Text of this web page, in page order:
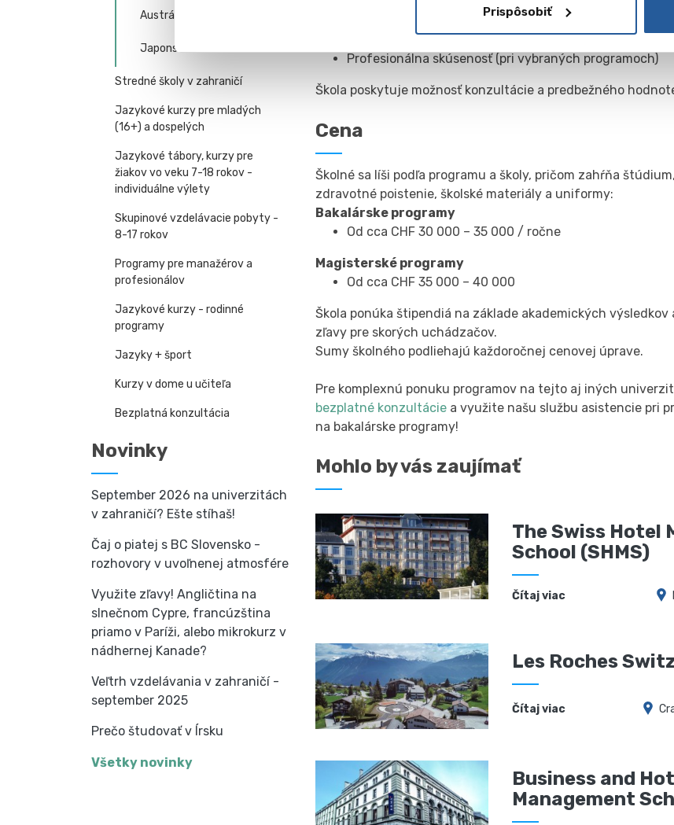
Prispôsobiť
Austrália
Japonsko
Stredné školy v zahraničí
Jazykové kurzy pre mladých
(16+) a dospelých
Jazykové tábory, kurzy pre
žiakov vo veku 7-18 rokov -
individuálne výlety
Skupinové vzdelávacie pobyty -
8-17 rokov
Programy pre manažérov a
profesionálov
Jazykové kurzy - rodinné
programy
Jazyky + šport
Kurzy v dome u učiteľa
Bezplatná konzultácia
Novinky
September 2026 na univerzitách
v zahraničí? Ešte stíhaš!
Čaj o piatej s BC Slovensko -
rozhovory v uvoľnenej atmosfére
Využite zľavy! Angličtina na
slnečnom Cypre, francúzština
priamo v Paríži, alebo mikrokurz v
nádhernej Kanade?
Veľtrh vzdelávania v zahraničí -
september 2025
Prečo študovať v Írsku
Všetky novinky
Jazykový certifikát (IELTS 6.0+)
Odporúčania
Profesionálna skúsenosť (pri vybraných programoch)
Škola poskytuje možnosť konzultácie a predbežného
Cena
Školné sa líši podľa programu a školy, pričom zahŕňa
zdravotné poistenie, školské materiály a uniformy:
Bakalárske programy
Od cca CHF 30 000 – 35 000 / ročne
Magisterské programy
Od cca CHF 35 000 – 40 000
Škola ponúka štipendiá na základe akademických výsledkov
zľavy pre skorých uchádzačov.
Sumy školného podliehajú každoročnej cenovej úprave.
Pre komplexnú ponuku programov na tejto aj iných
bezplatné konzultácie a využite našu službu asistencie pri
na bakalárske programy!
Mohlo by vás zaujímať
The Swiss Hotel
School (SHMS)
Čítaj viac
Les Roches
Čítaj viac
Business and
Management